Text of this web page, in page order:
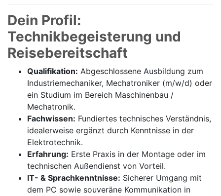
Dein Profil:
Technikbegeisterung und
Reisebereitschaft
Qualifikation: Abgeschlossene Ausbildung zum
Industriemechaniker, Mechatroniker (m/w/d) oder
ein Studium im Bereich Maschinenbau /
Mechatronik.
Fachwissen: Fundiertes technisches Verständnis,
idealerweise ergänzt durch Kenntnisse in der
Elektrotechnik.
Erfahrung: Erste Praxis in der Montage oder im
technischen Außendienst von Vorteil.
IT- & Sprachkenntnisse: Sicherer Umgang mit
dem PC sowie souveräne Kommunikation in